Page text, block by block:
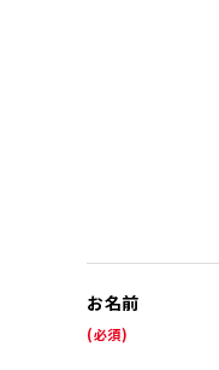
お名前
(必須)